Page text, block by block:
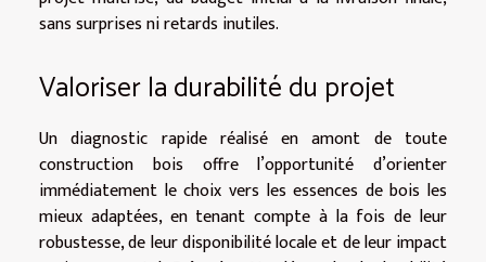
sans surprises ni retards inutiles.
Valoriser la durabilité du projet
Un diagnostic rapide réalisé en amont de toute
construction bois offre l’opportunité d’orienter
immédiatement le choix vers les essences de bois les
mieux adaptées, en tenant compte à la fois de leur
robustesse, de leur disponibilité locale et de leur impact